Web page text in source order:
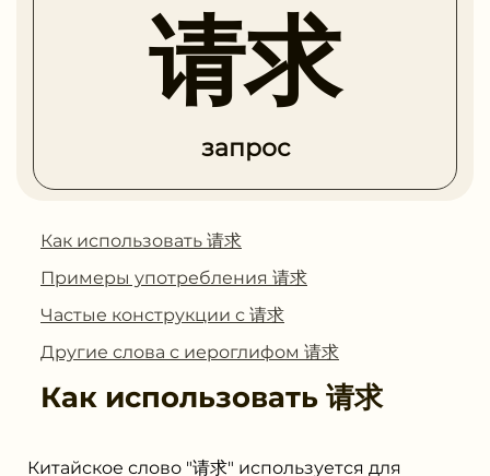
请求
запрос
Как использовать 请求
Примеры употребления 请求
Частые конструкции с 请求
Другие слова с иероглифом 请求
Как использовать 请求
Китайское слово "请求" используется для